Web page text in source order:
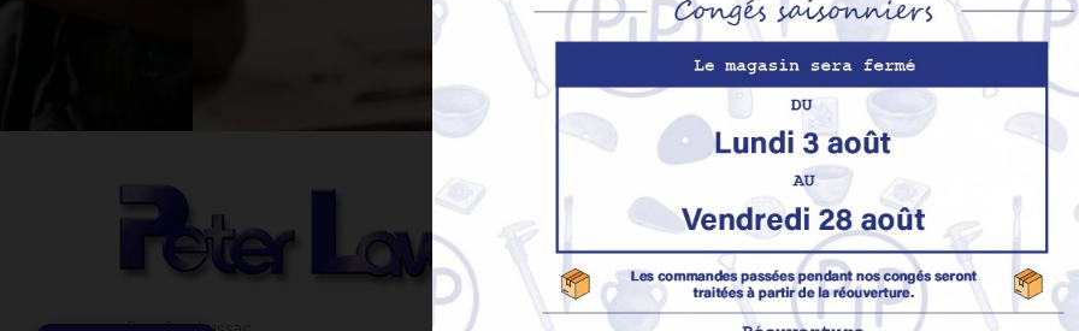
Nos produits
Promotions
Nouveaux produits
Meilleures ventes